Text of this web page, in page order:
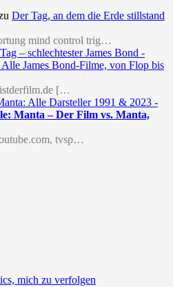
Der Tag, an dem die Erde stillstand
mind control trig…
– schlechtester James Bond -
James Bond-Filme, von Flop bis
[…
Alle Darsteller 1991 & 2023 -
Manta – Der Film vs. Manta,
tvsp…
mich zu verfolgen